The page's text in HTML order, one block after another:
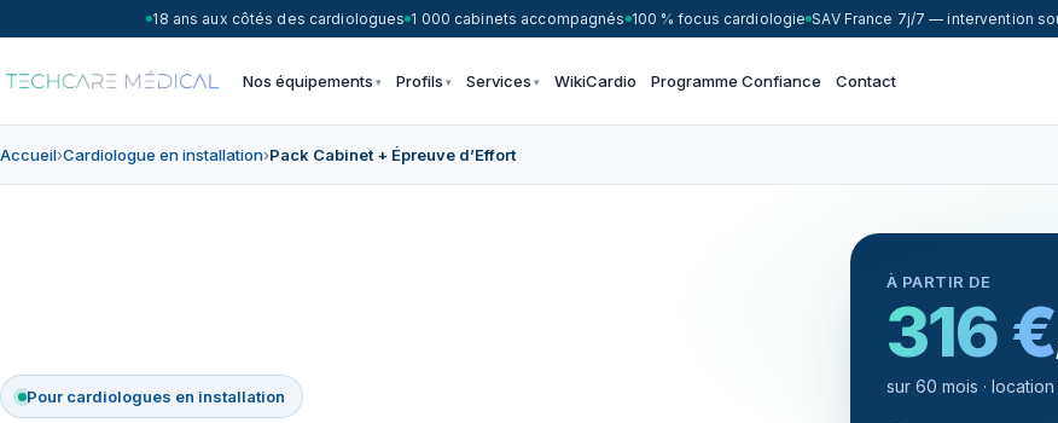
18 ans aux côtés des cardiologues 1 000 cabinets accompagnés 100 % focus cardiologie SAV France 7j/7 — intervention
Nos équipements Profils Services WikiCardio Programme Confiance Contact
Accueil›Cardiologue en installation›Pack Cabinet + Épreuve d’Effort
Pour cardiologues en installation
À PARTIR DE
316 €
sur 60 mois ·